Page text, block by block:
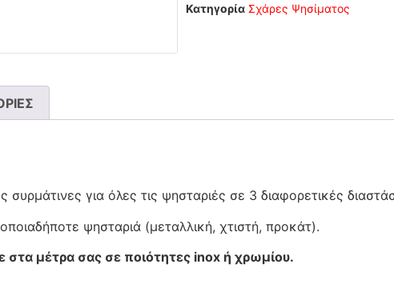
Κατηγορία Σχάρες Ψησίματος
για όλες τις ψησταριές σε 3 διαφορετικές
ψησταριά (μεταλλική, χτιστή, προκάτ).
στα μέτρα σας σε ποιότητες inox ή χρωμίου.